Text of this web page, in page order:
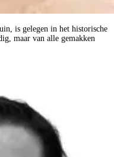
is gelegen in het historische
maar van alle gemakken